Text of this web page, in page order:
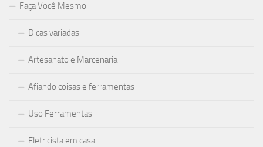
Faça Você Mesmo
Dicas variadas
Artesanato e Marcenaria
Afiando coisas e ferramentas
Uso Ferramentas
Eletricista em casa